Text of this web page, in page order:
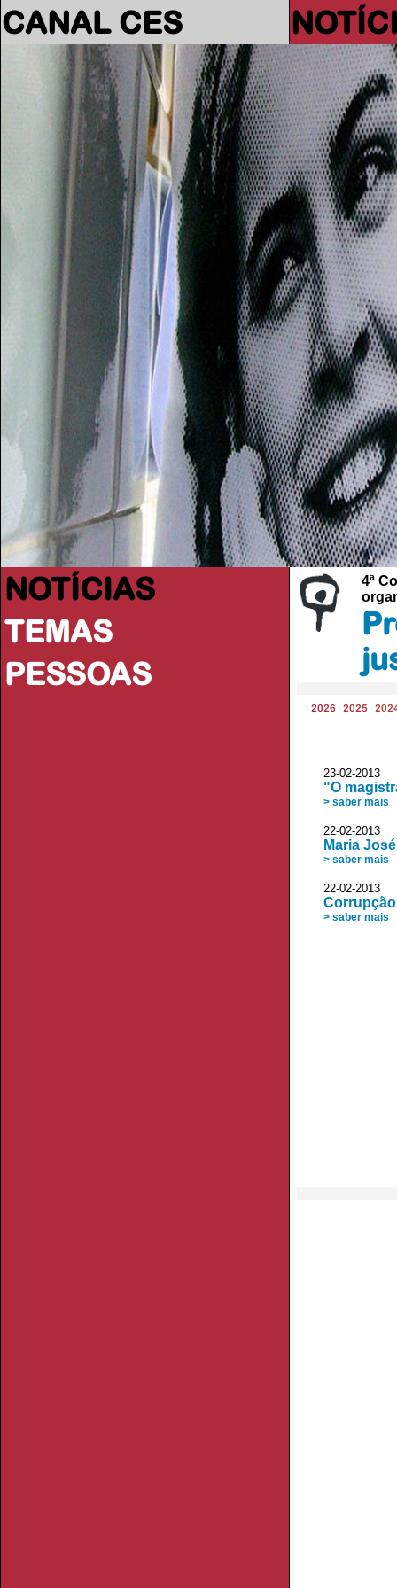
CANAL CES
NOTÍCIAS
TEMAS
PESSOAS
4ª
2026 2025
23-02-2013
"O
> saber mais
22-02-
Maria
> saber mais
22-02-2013
> saber mais